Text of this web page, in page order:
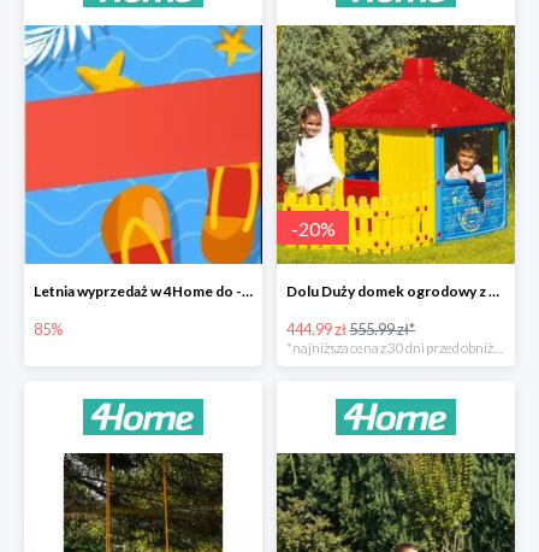
Letnia wyprzedaż w 4Home do -85%
85%
-20%
Dolu Duży domek ogrodowy z płotem -20%
444.99 zł555.99 zł*